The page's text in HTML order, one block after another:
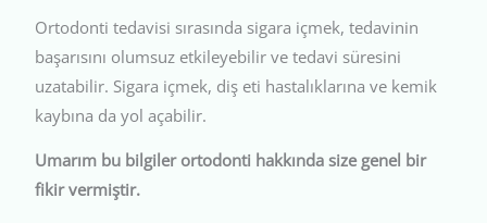
Ortodonti tedavisi sırasında sigara içmek, tedavinin
başarısını olumsuz etkileyebilir ve tedavi süresini
uzatabilir. Sigara içmek, diş eti hastalıklarına ve kemik
kaybına da yol açabilir.
Umarım bu bilgiler ortodonti hakkında size genel bir
fikir vermiştir.